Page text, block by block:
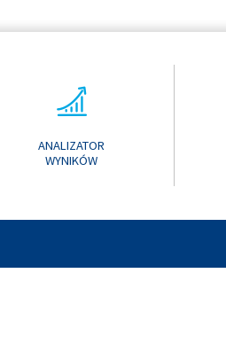
ANALIZATOR
WYNIKÓW